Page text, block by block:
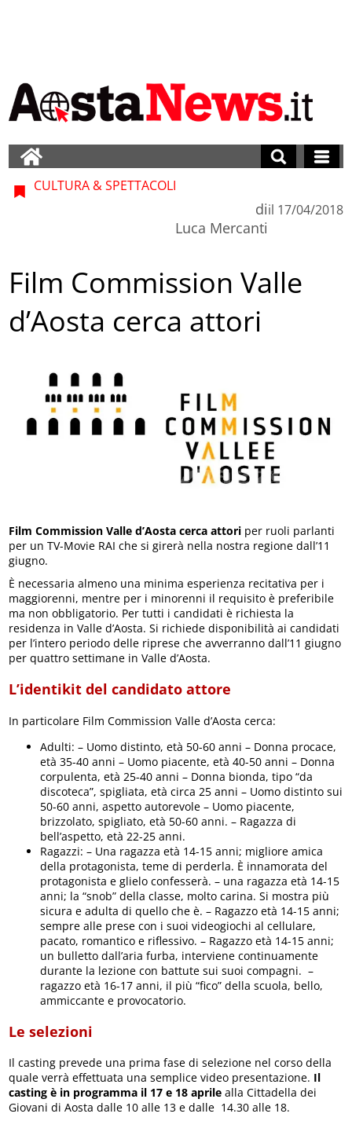
CULTURA & SPETTACOLI
di
Luca Mercanti
il 17/04/2018
Film Commission Valle
d’Aosta cerca attori
Film Commission Valle d’Aosta cerca attori per ruoli parlanti
per un TV-Movie RAI che si girerà nella nostra regione dall’11
giugno.
È necessaria almeno una minima esperienza recitativa per i
maggiorenni, mentre per i minorenni il requisito è preferibile
ma non obbligatorio. Per tutti i candidati è richiesta la
residenza in Valle d’Aosta. Si richiede disponibilità ai candidati
per l’intero periodo delle riprese che avverranno dall’11 giugno
per quattro settimane in Valle d’Aosta.
L’identikit del candidato attore
In particolare Film Commission Valle d’Aosta cerca:
Adulti: – Uomo distinto, età 50-60 anni – Donna procace,
età 35-40 anni – Uomo piacente, età 40-50 anni – Donna
corpulenta, età 25-40 anni – Donna bionda, tipo “da
discoteca”, spigliata, età circa 25 anni – Uomo distinto sui
50-60 anni, aspetto autorevole – Uomo piacente,
brizzolato, spigliato, età 50-60 anni. – Ragazza di
bell’aspetto, età 22-25 anni.
Ragazzi: – Una ragazza età 14-15 anni; migliore amica
della protagonista, teme di perderla. È innamorata del
protagonista e glielo confesserà. – una ragazza età 14-15
anni; la “snob” della classe, molto carina. Si mostra più
sicura e adulta di quello che è. – Ragazzo età 14-15 anni;
sempre alle prese con i suoi videogiochi al cellulare,
pacato, romantico e riflessivo. – Ragazzo età 14-15 anni;
un bulletto dall’aria furba, interviene continuamente
durante la lezione con battute sui suoi compagni. –
ragazzo età 16-17 anni, il più “fico” della scuola, bello,
ammiccante e provocatorio.
Le selezioni
Il casting prevede una prima fase di selezione nel corso della
quale verrà effettuata una semplice video presentazione. Il
casting è in programma il 17 e 18 aprile alla Cittadella dei
Giovani di Aosta dalle 10 alle 13 e dalle 14.30 alle 18.